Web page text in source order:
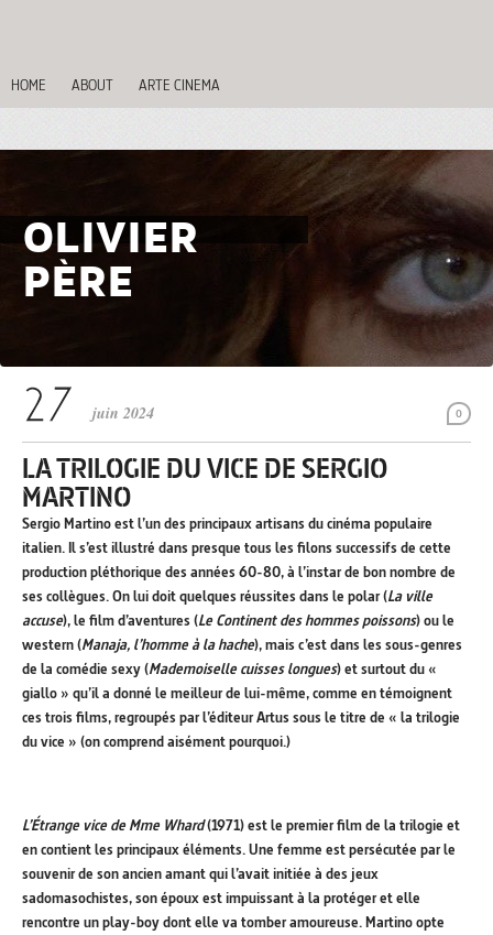
HOME ABOUT ARTE CINEMA
OLIVIER
PÈRE
0
juin 2024
LA TRILOGIE DU VICE DE SERGIO
MARTINO
Sergio Martino est l’un des principaux artisans du cinéma populaire
italien. Il s’est illustré dans presque tous les filons successifs de cette
production pléthorique des années 60-80, à l’instar de bon nombre de
ses collègues. On lui doit quelques réussites dans le polar (La ville
accuse), le film d’aventures (Le Continent des hommes poissons) ou le
western (Manaja, l’homme à la hache), mais c’est dans les sous-genres
de la comédie sexy (Mademoiselle cuisses longues) et surtout du «
giallo » qu’il a donné le meilleur de lui-même, comme en témoignent
ces trois films, regroupés par l’éditeur Artus sous le titre de « la trilogie
du vice » (on comprend aisément pourquoi.)
L’Étrange vice de Mme Whard(1971) est le premier film de la trilogie et
en contient les principaux éléments. Une femme est persécutée par le
souvenir de son ancien amant qui l’avait initiée à des jeux
sadomasochistes, son époux est impuissant à la protéger et elle
rencontre un play-boy dont elle va tomber amoureuse. Martino opte